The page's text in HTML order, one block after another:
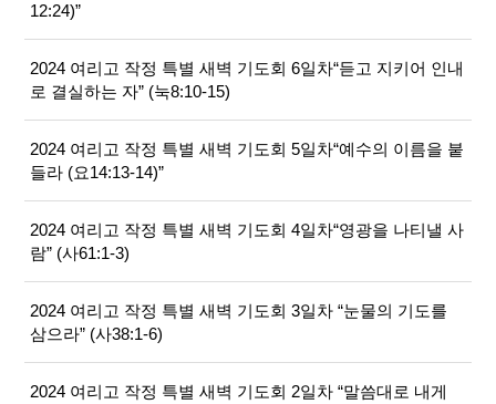
12:24)”
2024 여리고 작정 특별 새벽 기도회 6일차“듣고 지키어 인내
로 결실하는 자” (눅8:10-15)
2024 여리고 작정 특별 새벽 기도회 5일차“예수의 이름을 붙
들라 (요14:13-14)”
2024 여리고 작정 특별 새벽 기도회 4일차“영광을 나티낼 사
람” (사61:1-3)
2024 여리고 작정 특별 새벽 기도회 3일차 “눈물의 기도를
삼으라” (사38:1-6)
2024 여리고 작정 특별 새벽 기도회 2일차 “말씀대로 내게